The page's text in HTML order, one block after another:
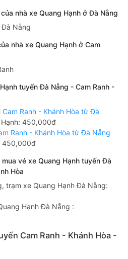
nhà xe Quang Hạnh ở Đà Nẵng
Đà Nẵng
nhà xe Quang Hạnh ở Cam
tuyến Đà Nẵng - Cam Ranh -
Ranh - Khánh Hòa từ Đà
450,000đ
Ranh - Khánh Hòa từ Đà Nẵng
450,000đ
vé xe Quang Hạnh tuyến Đà
Hòa
trạm xe Quang Hạnh Đà Nẵng:
Hạnh Đà Nẵng :
Cam Ranh - Khánh Hòa -